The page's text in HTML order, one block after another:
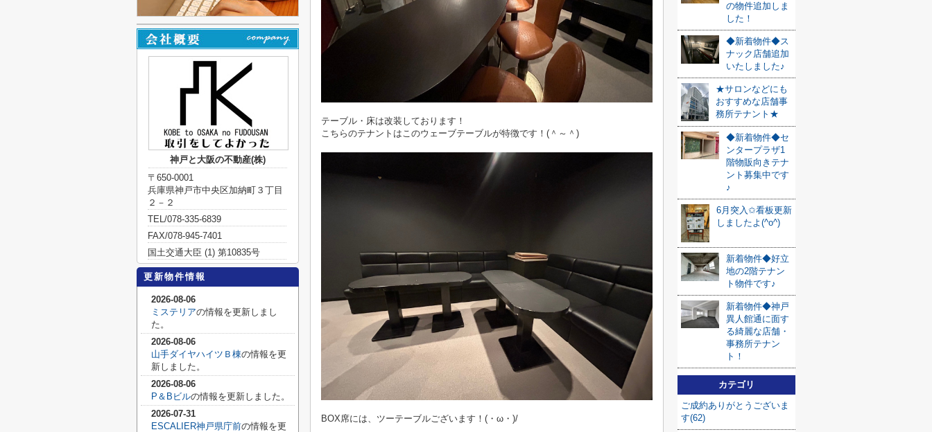
テーブル・床は改装しております！
こちらのテナントはこのウェーブテーブルが特徴です！(＾～＾)
BOX席には、ツーテーブルございます！(・ω・)/
の物件追加しま
した！
◆新着物件◆ス
ナック店舗追加
いたしました♪
★サロンなどにも
おすすめな店舗事
務所テナント★
◆新着物件◆セ
ンタープラザ1
階物販向きテナ
ント募集中です
♪
6月突入✩看板更新
しましたよ(^o^)
新着物件◆好立
地の2階テナン
ト物件です♪
新着物件◆神戸
異人館通に面す
る綺麗な店舗・
事務所テナン
ト！
カテゴリ
ご成約ありがとうございま
す(62)
神戸と大阪の不動産(株)
〒650-0001
兵庫県神戸市中央区加納町３丁目
２－２
TEL/078-335-6839
FAX/078-945-7401
国土交通大臣 (1) 第10835号
更新物件情報
2026-08-06
ミステリアの情報を更新しまし
た。
2026-08-06
山手ダイヤハイツＢ棟の情報を更
新しました。
2026-08-06
P＆Bビルの情報を更新しました。
2026-07-31
ESCALIER神戸県庁前の情報を更